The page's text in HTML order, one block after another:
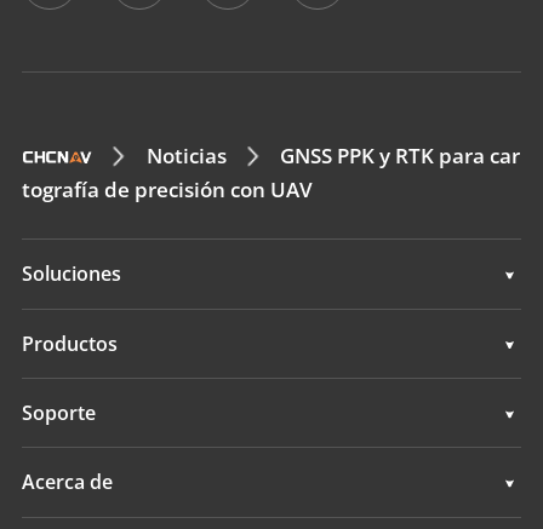
Noticias
GNSS PPK y RTK para car
tografía de precisión con UAV
Soluciones
Topografía e ingeniería
Levantamientos hidrográficos
Productos
Topografía e ingeniería
Levantamientos hidrográficos
Soporte
Soporte
Acerca de